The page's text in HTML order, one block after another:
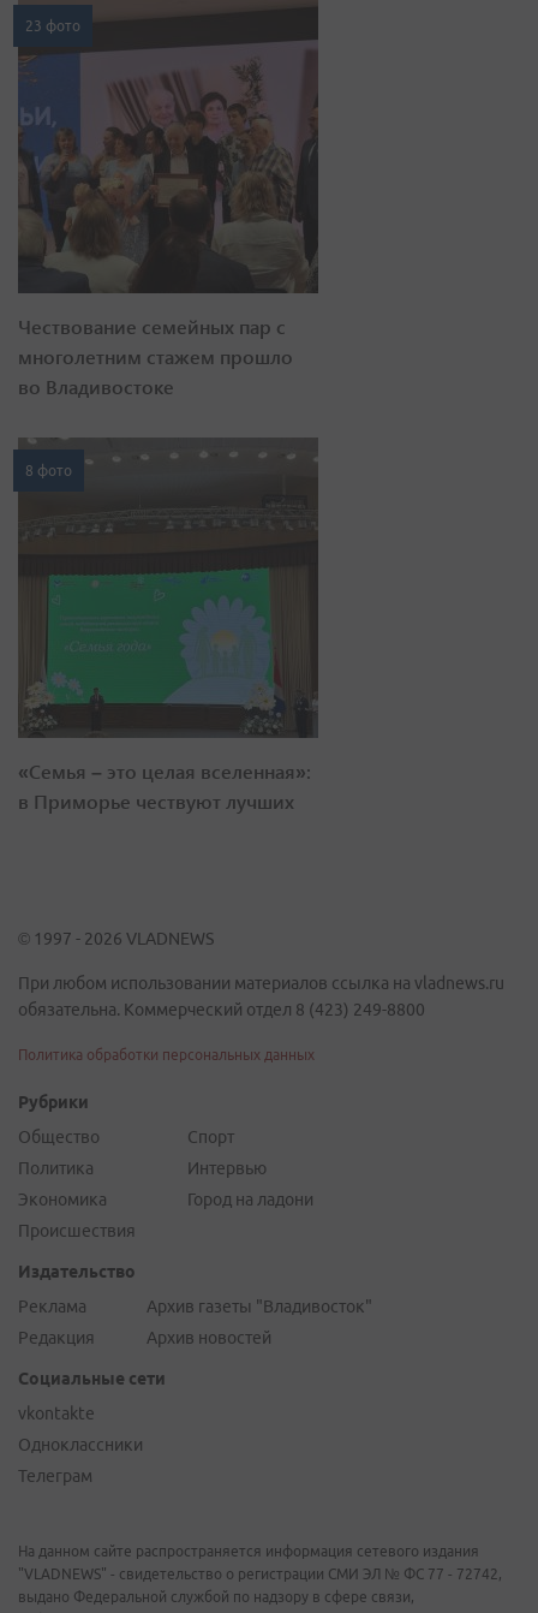
23 фото
Чествование семейных пар с
многолетним стажем прошло
во Владивостоке
8 фото
«Семья – это целая вселенная»:
в Приморье чествуют лучших
© 1997 - 2026 VLADNEWS
При любом использовании материалов ссылка на vladnews.ru
обязательна. Коммерческий отдел 8 (423) 249-8800
Политика обработки персональных данных
Рубрики
Общество
Политика
Экономика
Происшествия
Спорт
Интервью
Город на ладони
Издательство
Реклама
Редакция
Архив газеты "Владивосток"
Архив новостей
Социальные сети
vkontakte
Одноклассники
Телеграм
На данном сайте распространяется информация сетевого издания
"VLADNEWS" - свидетельство о регистрации СМИ ЭЛ № ФС 77 - 72742,
выдано Федеральной службой по надзору в сфере связи,